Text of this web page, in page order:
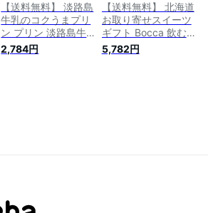
【送料無料】 淡路島
牛乳のコクうまプリ
ン プリン 淡路島牛
乳 12個入り スイー
ツ ギフト プレゼン
2,784円
【送料無料】 北海道
お取り寄せスイーツ
ギフト Bocca 飲むヨ
ーグルト＆ラッシー
セットB のむヨーグ
5,782円